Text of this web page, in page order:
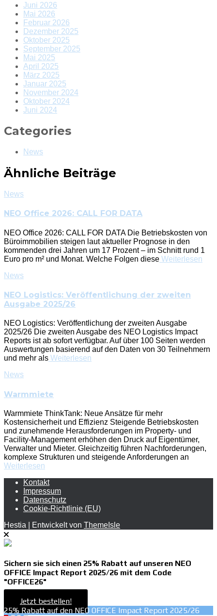
Juni 2026
Mai 2026
Februar 2026
Dezember 2025
Oktober 2025
September 2025
Mai 2025
April 2025
März 2025
Januar 2025
November 2024
Oktober 2024
Juni 2024
Categories
News
Ähnliche Beiträge
News
NEO Office 2026: CALL FOR DATA
NEO Office 2026: CALL FOR DATA Die Betriebskosten von
Büroimmobilien steigen laut aktueller Prognose in den
kommenden drei Jahren um 17 Prozent – im Schnitt rund 1
Euro pro m² und Monat. Welche Folgen diese Weiterlesen
News
NEO Logistics: Veröffentlichung der zweiten
Ausgabe 2025/26
NEO Logistics: Veröffentlichung der zweiten Ausgabe
2025/26 Die zweiten Ausgabe des NEO Logistics Impact
Reports ist ab sofort verfügbar. Auf über 100 Seiten werden
Auswertungen basierend auf den Daten von 30 Teilnehmern
und mehr als Weiterlesen
News
Warmmiete
Warmmiete ThinkTank: Neue Ansätze für mehr
Kostensicherheit und Effizienz Steigende Betriebskosten
und zunehmende Herausforderungen im Property- und
Facility-Management erhöhen den Druck auf Eigentümer,
Verwalter und Mieter. Gleichzeitig führen Nachforderungen,
komplexe Strukturen und steigende Anforderungen an
Weiterlesen
Kontakt
Impressum
Datenschutz
Cookie-Richtlinie (EU)
Hestia | Entwickelt von ThemeIsle
Sichern sie sich einen 25% Rabatt auf unseren NEO
OFFICE Impact Report 2025/26 mit dem Code
"OFFICE26"
Jetzt bestellen!
25% Rabatt auf den NEO OFFICE Impact Report 2025/26